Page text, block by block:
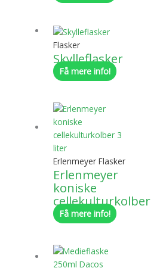
Flasker
Skylleflasker
Få mere info!
Erlenmeyer Flasker
Erlenmeyer
koniske
cellekulturkolber
Få mere info!